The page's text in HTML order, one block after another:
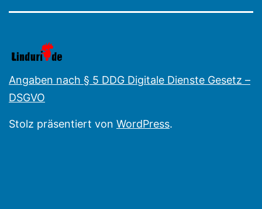
Angaben nach § 5 DDG Digitale Dienste Gesetz –
DSGVO
Stolz präsentiert von WordPress.